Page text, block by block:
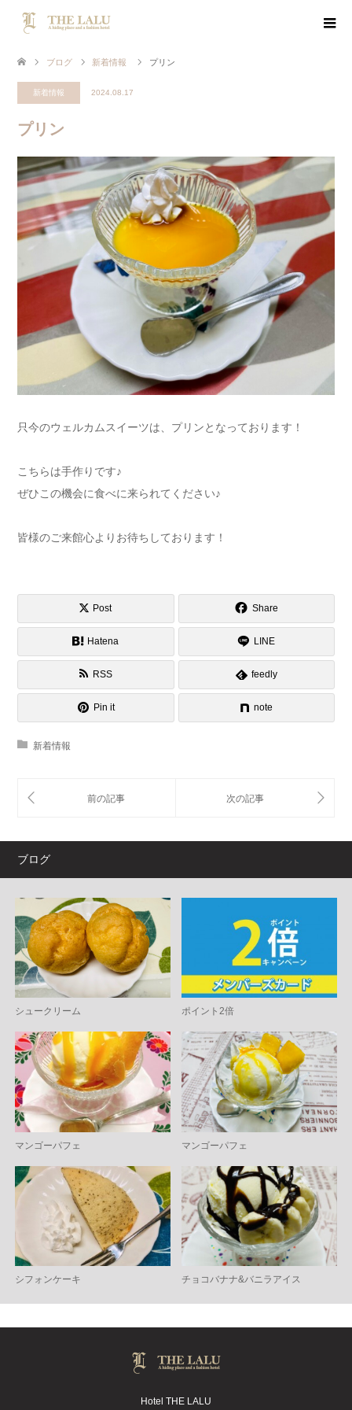
ブログ 新着情報 プリン
新着情報 2024.08.17
プリン
只今のウェルカムスイーツは、プリンとなっております！
こちらは手作りです♪
ぜひこの機会に食べに来られてください♪
皆様のご来館心よりお待ちしております！
Post Share
Hatena LINE
RSS feedly
Pin it note
新着情報
ブログ
シュークリーム ポイント2倍
マンゴーパフェ マンゴーパフェ
シフォンケーキ チョコバナナ&バニラアイス
Hotel THE LALU